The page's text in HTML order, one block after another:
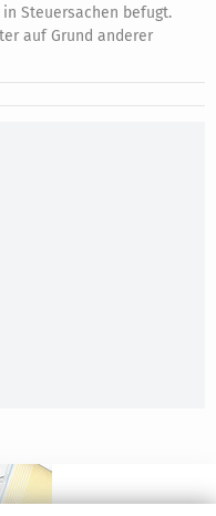
Steuersachen befugt.
auf Grund anderer